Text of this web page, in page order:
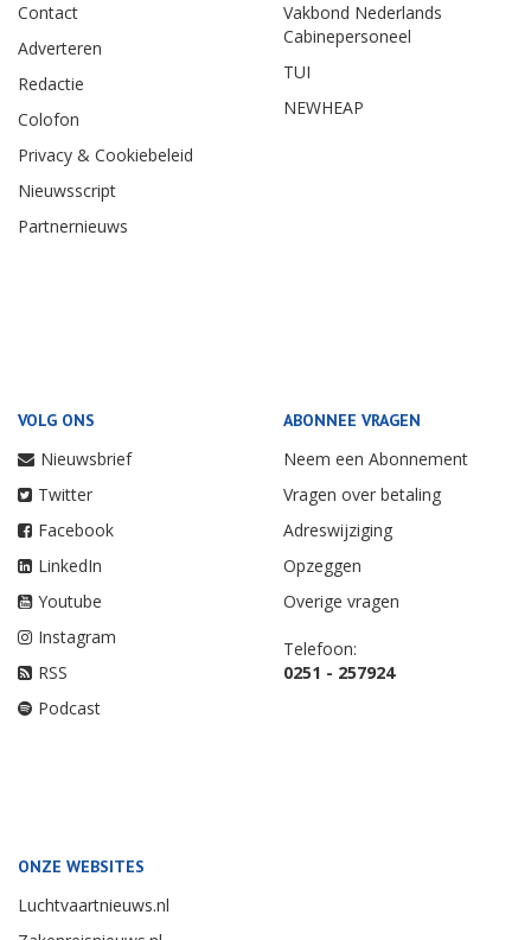
Contact
Adverteren
Redactie
Colofon
Privacy & Cookiebeleid
Nieuwsscript
Partnernieuws
Vakbond Nederlands
Cabinepersoneel
TUI
NEWHEAP
VOLG ONS
Nieuwsbrief
Twitter
Facebook
LinkedIn
Youtube
Instagram
RSS
Podcast
ABONNEE VRAGEN
Neem een Abonnement
Vragen over betaling
Adreswijziging
Opzeggen
Overige vragen
Telefoon:
0251 - 257924
ONZE WEBSITES
Luchtvaartnieuws.nl